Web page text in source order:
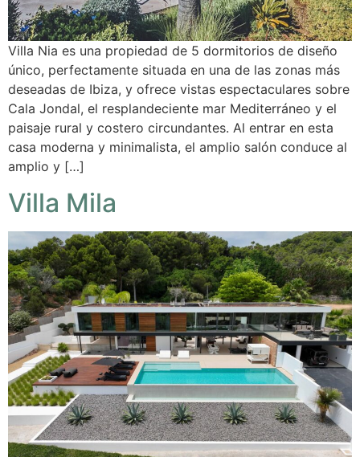
Villa Nia es una propiedad de 5 dormitorios de diseño
único, perfectamente situada en una de las zonas más
deseadas de Ibiza, y ofrece vistas espectaculares sobre
Cala Jondal, el resplandeciente mar Mediterráneo y el
paisaje rural y costero circundantes. Al entrar en esta
casa moderna y minimalista, el amplio salón conduce al
amplio y […]
Villa Mila